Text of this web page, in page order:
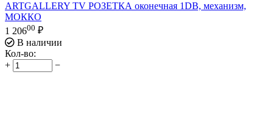
ARTGALLERY TV РОЗЕТКА оконечная 1DB, механизм,
МОККО
1 20600 ₽
В наличии
Кол-во:
+
−